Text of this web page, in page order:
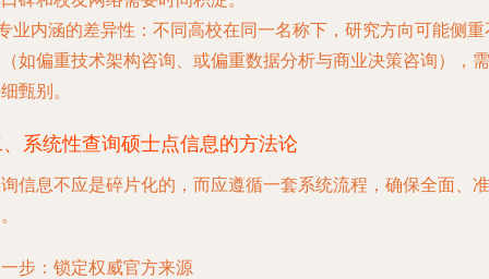
业内涵的差异性 ：不同高校在同一名称下，研究方向可能侧重
如偏重技术架构咨询、或偏重数据分析与商业决策咨询），需
甄别。
系统性查询硕士点信息的方法论
信息不应是碎片化的，而应遵循一套系统流程，确保全面、准
步：锁定权威官方来源